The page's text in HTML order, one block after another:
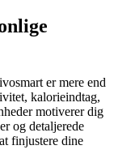
er mere end
kalorieindtag,
motiverer dig
og detaljerede
finjustere dine